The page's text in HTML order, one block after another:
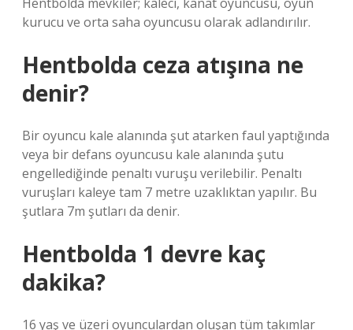
kurucu ve orta saha oyuncusu olarak adlandırılır.
Hentbolda ceza atışına ne
denir?
Bir oyuncu kale alanında şut atarken faul yaptığında
veya bir defans oyuncusu kale alanında şutu
engellediğinde penaltı vuruşu verilebilir. Penaltı
vuruşları kaleye tam 7 metre uzaklıktan yapılır. Bu
şutlara 7m şutları da denir.
Hentbolda 1 devre kaç
dakika?
16 yaş ve üzeri oyunculardan oluşan tüm takımlar